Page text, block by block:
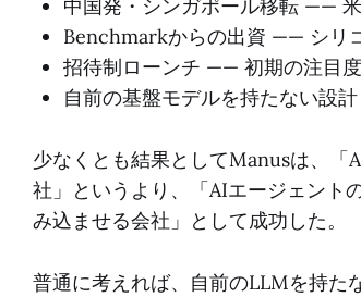
中国発・シンガポール移転 ——
Benchmarkからの出資 —— シリ
招待制ローンチ —— 初期の注目
自前の基盤モデルを持たない設
少なくとも結果としてManusは、「
社」というより、「AIエージェント
み込ませる会社」として成功した。
普通に考えれば、自前のLLMを持た